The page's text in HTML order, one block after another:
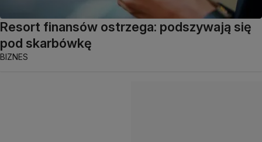
Resort finansów ostrzega: podszywają się
pod skarbówkę
BIZNES